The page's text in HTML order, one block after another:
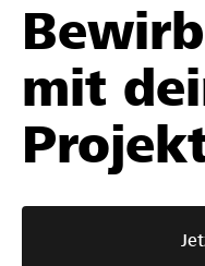
mit